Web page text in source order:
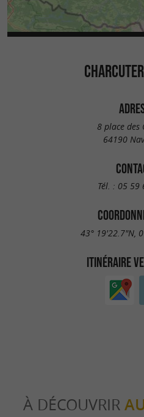
8 place des
64190
Tél. : 05 59
43° 19'22.7"N,
ITINÉRAIRE
À DÉCOUVRIR